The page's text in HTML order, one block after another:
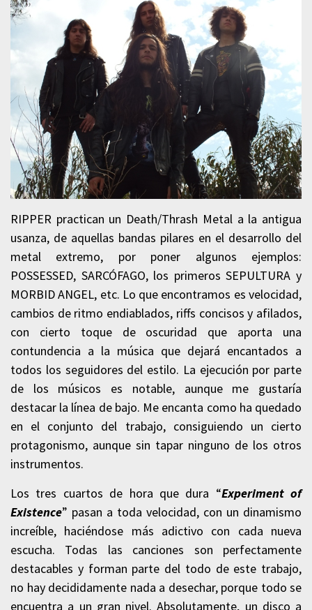
RIPPER practican un Death/Thrash Metal a la antigua
usanza, de aquellas bandas pilares en el desarrollo del
metal extremo, por poner algunos ejemplos:
POSSESSED, SARCÓFAGO, los primeros SEPULTURA y
MORBID ANGEL, etc. Lo que encontramos es velocidad,
cambios de ritmo endiablados, riffs concisos y afilados,
con cierto toque de oscuridad que aporta una
contundencia a la música que dejará encantados a
todos los seguidores del estilo. La ejecución por parte
de los músicos es notable, aunque me gustaría
destacar la línea de bajo. Me encanta como ha quedado
en el conjunto del trabajo, consiguiendo un cierto
protagonismo, aunque sin tapar ninguno de los otros
instrumentos.
Los tres cuartos de hora que dura “Experiment of
Existence” pasan a toda velocidad, con un dinamismo
increíble, haciéndose más adictivo con cada nueva
escucha. Todas las canciones son perfectamente
destacables y forman parte del todo de este trabajo,
no hay decididamente nada a desechar, porque todo se
encuentra a un gran nivel. Absolutamente, un disco a